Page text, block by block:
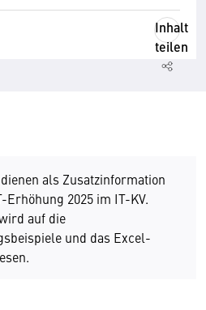
Inhalt
teilen
dienen als Zusatzinformation
Erhöhung 2025 im IT-KV.
auf die
und das Excel-